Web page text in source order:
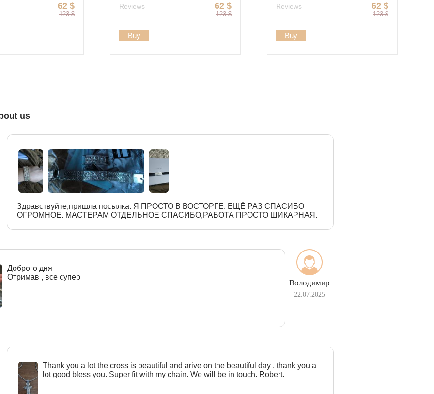
62 $
123 $
62 $
123 $
Reviews
Buy
62 $
123 $
Reviews
Buy
us
Здравствуйте,пришла посылка. Я ПРОСТО В ВОСТОРГЕ. ЕЩЁ РАЗ СПАСИБО
ОГРОМНОЕ. МАСТЕРАМ ОТДЕЛЬНОЕ СПАСИБО,РАБОТА ПРОСТО ШИКАРНАЯ.
Володимир
22.07.2025
Доброго дня
Отримав , все супер
Тhank you a lot the cross is beautiful and arive on the beautiful day , thank you a
lot good bless you. Super fit with my chain. We will be in touch. Robert.